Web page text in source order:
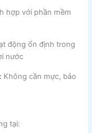
hợp với phần mềm
động ổn định trong
nước
Không cần mực, bảo
tại: